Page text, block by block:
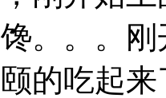
。。。
的吃起